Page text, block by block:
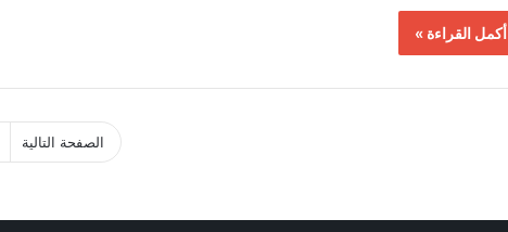
أكمل القراءة »
الصفحة التالية